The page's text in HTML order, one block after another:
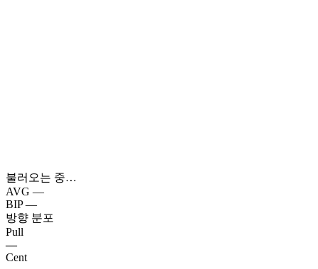
불러오는 중…
AVG —
BIP —
방향 분포
Pull
—
Cent